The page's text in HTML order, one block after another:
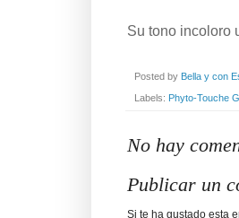
Su tono incoloro
Posted by Bella y con
Labels: Phyto-Touche
No hay
Publicar un
Si te ha gustado esta